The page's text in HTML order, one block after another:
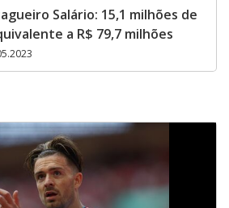
Salário: 15,1 milhões de
a R$ 79,7 milhões